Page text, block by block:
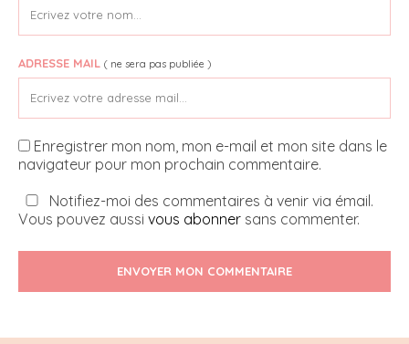
ADRESSE MAIL ( ne sera pas publiée )
Enregistrer mon nom, mon e-mail et mon site dans le
navigateur pour mon prochain commentaire.
Notifiez-moi des commentaires à venir via émail.
Vous pouvez aussi vous abonner sans commenter.
ENVOYER MON COMMENTAIRE